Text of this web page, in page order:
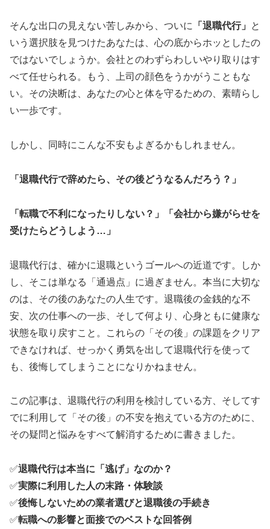
そんな出口の見えない苦しみから、ついに 「退職代行」
と
いう選択肢を見つけたあなたは、心の底からホッとしたの
ではないでしょうか。会社とのわずらわしいやり取りはす
べて任せられる。もう、上司の顔色をうかがうこともな
い。その決断は、あなたの心と体を守るための、素晴らし
い一歩です。
しかし、同時にこんな不安もよぎるかもしれません。
「退職代行で辞めたら、その後どうなるんだろう？」
「転職で不利になったりしない？」「会社から嫌がらせを
受けたらどうしよう…」
退職代行は、確かに退職というゴールへの近道です。しか
し、そこは単なる「通過点」に過ぎません。本当に大切な
のは、その後のあなたの人生です。退職後の金銭的な不
安、次の仕事への一歩、そして何より、心身ともに健康な
状態を取り戻すこと。これらの「その後」の課題をクリア
できなければ、せっかく勇気を出して退職代行を使って
も、後悔してしまうことになりかねません。
この記事は、退職代行の利用を検討している方、そしてす
でに利用して「その後」の不安を抱えている方のために、
その疑問と悩みをすべて解消するために書きました。
✅退職代行は本当に「逃げ」なのか？
✅実際に利用した人の末路・体験談
✅後悔しないための業者選びと退職後の手続き
✅転職への影響と面接でのベストな回答例